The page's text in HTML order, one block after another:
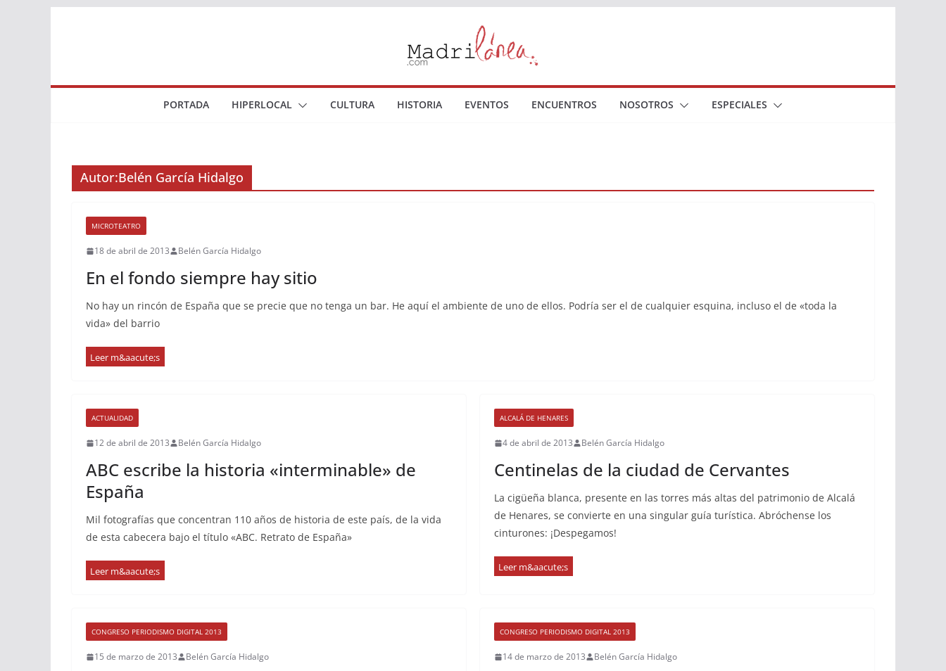
PORTADA HIPERLOCAL CULTURA HISTORIA EVENTOS ENCUENTROS NOSOTROS ESPECIALES
Autor:Belén García Hidalgo
MICROTEATRO
18 de abril de 2013 Belén García Hidalgo
En el fondo siempre hay sitio
No hay un rincón de España que se precie que no tenga un bar. He aquí el ambiente de uno de ellos. Podría ser el de cualquier esquina, incluso el de «toda la
vida» del barrio
ACTUALIDAD
12 de abril de 2013 Belén García Hidalgo
ABC escribe la historia «interminable» de
España
Mil fotografías que concentran 110 años de historia de este país, de la vida
de esta cabecera bajo el título «ABC. Retrato de España»
ALCALÁ DE HENARES
4 de abril de 2013 Belén García Hidalgo
Centinelas de la ciudad de Cervantes
La cigüeña blanca, presente en las torres más altas del patrimonio de Alcalá
de Henares, se convierte en una singular guía turística. Abróchense los
cinturones: ¡Despegamos!
CONGRESO PERIODISMO DIGITAL 2013
15 de marzo de 2013 Belén García Hidalgo
CONGRESO PERIODISMO DIGITAL 2013
14 de marzo de 2013 Belén García Hidalgo